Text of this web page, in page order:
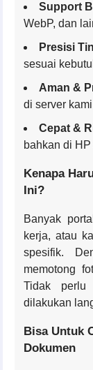
Support
WebP, dan
Presisi
sesuai
Aman &
di server
Cepat &
bahkan di
Kenapa
Ini?
Banyak
kerja, atau
spesifik.
memotong
Tidak
dilakukan
Bisa Untuk
Dokumen